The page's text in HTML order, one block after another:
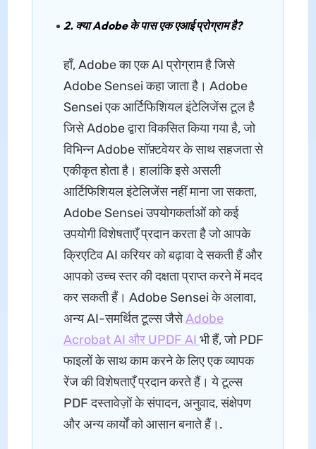
2. क्या Adobe के पास एक एआई प्रोग्राम है?
हाँ, Adobe का एक AI प्रोग्राम है जिसे
Adobe Sensei कहा जाता है। Adobe
Sensei एक आर्टिफिशियल इंटेलिजेंस टूल है
जिसे Adobe द्वारा विकसित किया गया है, जो
विभिन्न Adobe सॉफ़्टवेयर के साथ सहजता से
एकीकृत होता है। हालांकि इसे असली
आर्टिफिशियल इंटेलिजेंस नहीं माना जा सकता,
Adobe Sensei उपयोगकर्ताओं को कई
उपयोगी विशेषताएँ प्रदान करता है जो आपके
क्रिएटिव AI करियर को बढ़ावा दे सकती हैं और
आपको उच्च स्तर की दक्षता प्राप्त करने में मदद
कर सकती हैं। Adobe Sensei के अलावा,
अन्य AI-समर्थित टूल्स जैसेAdobe
Acrobat AI और UPDF AI भी हैं, जो PDF
फाइलों के साथ काम करने के लिए एक व्यापक
रेंज की विशेषताएँ प्रदान करते हैं। ये टूल्स
PDF दस्तावेज़ों के संपादन, अनुवाद, संक्षेपण
और अन्य कार्यों को आसान बनाते हैं।.